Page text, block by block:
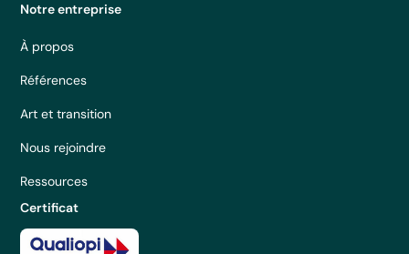
Notre entreprise
À propos
Références
Art et transition
Nous rejoindre
Ressources
Certificat